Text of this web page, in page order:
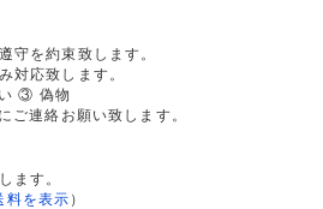
守を約束致します。
対応致します。
③ 偽物
ご連絡お願い致します。
ます。
料を表示 ）